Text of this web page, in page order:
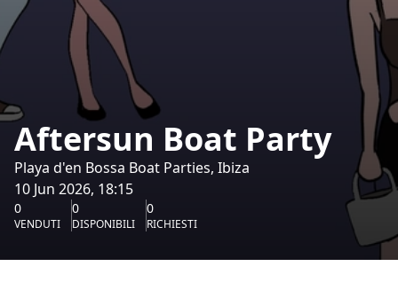
Aftersun Boat Party
Playa d'en Bossa Boat Parties, Ibiza
10 Jun 2026, 18:15
0
VENDUTI
0
DISPONIBILI
0
RICHIESTI